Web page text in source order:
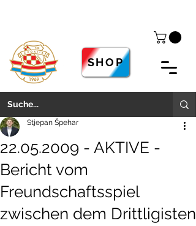
SHOP
22.05.2009 - AKTIVE -
Bericht vom
Freundschaftsspiel
zwischen dem Drittligisten
Stjepan Špehar